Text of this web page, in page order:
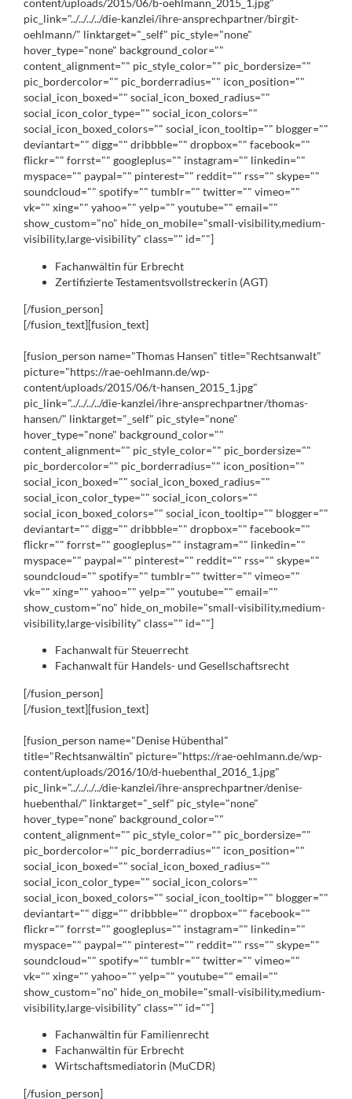
content/uploads/2015/06/b-oehlmann_2015_1.jpg"
pic_link="../../../../die-kanzlei/ihre-ansprechpartner/birgit-
oehlmann/" linktarget="_self" pic_style="none"
hover_type="none" background_color=""
content_alignment="" pic_style_color="" pic_bordersize=""
pic_bordercolor="" pic_borderradius="" icon_position=""
social_icon_boxed="" social_icon_boxed_radius=""
social_icon_color_type="" social_icon_colors=""
social_icon_boxed_colors="" social_icon_tooltip="" blogger=""
deviantart="" digg="" dribbble="" dropbox="" facebook=""
flickr="" forrst="" googleplus="" instagram="" linkedin=""
myspace="" paypal="" pinterest="" reddit="" rss="" skype=""
soundcloud="" spotify="" tumblr="" twitter="" vimeo=""
vk="" xing="" yahoo="" yelp="" youtube="" email=""
show_custom="no" hide_on_mobile="small-visibility,medium-
visibility,large-visibility" class="" id=""]
Fachanwältin für Erbrecht
Zertifizierte Testamentsvollstreckerin (AGT)
[/fusion_person]
[/fusion_text][fusion_text]
[fusion_person name="Thomas Hansen" title="Rechtsanwalt"
picture="https://rae-oehlmann.de/wp-
content/uploads/2015/06/t-hansen_2015_1.jpg"
pic_link="../../../../die-kanzlei/ihre-ansprechpartner/thomas-
hansen/" linktarget="_self" pic_style="none"
hover_type="none" background_color=""
content_alignment="" pic_style_color="" pic_bordersize=""
pic_bordercolor="" pic_borderradius="" icon_position=""
social_icon_boxed="" social_icon_boxed_radius=""
social_icon_color_type="" social_icon_colors=""
social_icon_boxed_colors="" social_icon_tooltip="" blogger=""
deviantart="" digg="" dribbble="" dropbox="" facebook=""
flickr="" forrst="" googleplus="" instagram="" linkedin=""
myspace="" paypal="" pinterest="" reddit="" rss="" skype=""
soundcloud="" spotify="" tumblr="" twitter="" vimeo=""
vk="" xing="" yahoo="" yelp="" youtube="" email=""
show_custom="no" hide_on_mobile="small-visibility,medium-
visibility,large-visibility" class="" id=""]
Fachanwalt für Steuerrecht
Fachanwalt für Handels- und Gesellschaftsrecht
[/fusion_person]
[/fusion_text][fusion_text]
[fusion_person name="Denise Hübenthal"
title="Rechtsanwältin" picture="https://rae-oehlmann.de/wp-
content/uploads/2016/10/d-huebenthal_2016_1.jpg"
pic_link="../../../../die-kanzlei/ihre-ansprechpartner/denise-
huebenthal/" linktarget="_self" pic_style="none"
hover_type="none" background_color=""
content_alignment="" pic_style_color="" pic_bordersize=""
pic_bordercolor="" pic_borderradius="" icon_position=""
social_icon_boxed="" social_icon_boxed_radius=""
social_icon_color_type="" social_icon_colors=""
social_icon_boxed_colors="" social_icon_tooltip="" blogger=""
deviantart="" digg="" dribbble="" dropbox="" facebook=""
flickr="" forrst="" googleplus="" instagram="" linkedin=""
myspace="" paypal="" pinterest="" reddit="" rss="" skype=""
soundcloud="" spotify="" tumblr="" twitter="" vimeo=""
vk="" xing="" yahoo="" yelp="" youtube="" email=""
show_custom="no" hide_on_mobile="small-visibility,medium-
visibility,large-visibility" class="" id=""]
Fachanwältin für Familienrecht
Fachanwältin für Erbrecht
Wirtschaftsmediatorin (MuCDR)
[/fusion_person]